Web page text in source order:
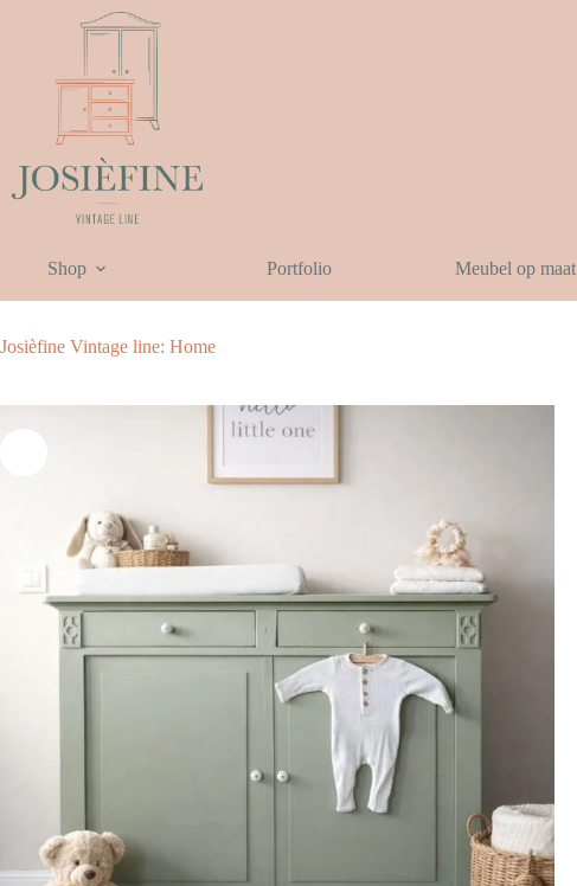
Shop Portfolio Meubel op maat
Josièfine Vintage line: Home